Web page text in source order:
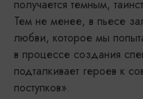
получается темным,
Тем не менее, в пьесе
любви, которое мы
в процессе создания
подталкивает героев к
поступков».